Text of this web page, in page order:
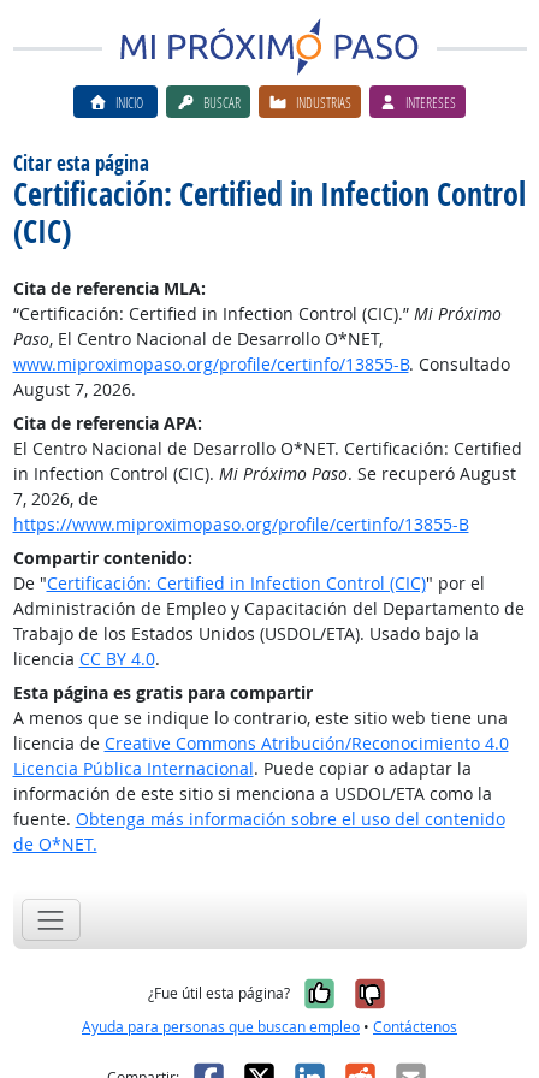
INICIO BUSCAR INDUSTRIAS INTERESES
Citar esta página
Certificación: Certified in Infection Control
(CIC)
Cita de referencia MLA:
“Certificación: Certified in Infection Control (CIC).” Mi Próximo
Paso, El Centro Nacional de Desarrollo O*NET,
www.miproximopaso.org/profile/certinfo/13855-B. Consultado
August 7, 2026.
Cita de referencia APA:
El Centro Nacional de Desarrollo O*NET. Certificación: Certified
in Infection Control (CIC). Mi Próximo Paso. Se recuperó August
7, 2026, de
https://www.miproximopaso.org/profile/certinfo/13855-B
Compartir contenido:
De "Certificación: Certified in Infection Control (CIC)" por el
Administración de Empleo y Capacitación del Departamento de
Trabajo de los Estados Unidos (USDOL/ETA). Usado bajo la
licencia CC BY 4.0.
Esta página es gratis para compartir
A menos que se indique lo contrario, este sitio web tiene una
licencia de Creative Commons Atribución/Reconocimiento 4.0
Licencia Pública Internacional. Puede copiar o adaptar la
información de este sitio si menciona a USDOL/ETA como la
fuente. Obtenga más información sobre el uso del contenido
de O*NET.
¿Fue útil esta página? Sí, fue útil
No, no fue
Ayuda para personas que buscan empleo • Contáctenos